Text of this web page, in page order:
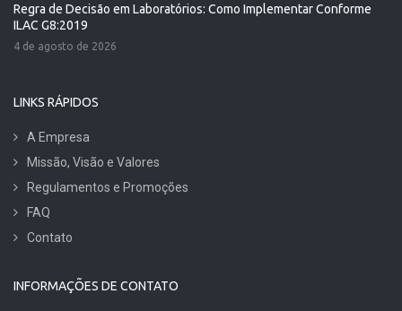
Regra de Decisão em Laboratórios: Como Implementar Conforme
ILAC G8:2019
4 de agosto de 2026
LINKS RÁPIDOS
A Empresa
Missão, Visão e Valores
Regulamentos e Promoções
FAQ
Contato
INFORMAÇÕES DE CONTATO